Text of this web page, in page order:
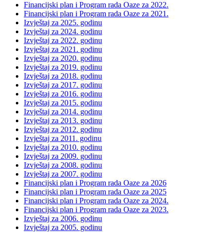
Financijski plan i Program rada Oaze za 2022.
Financijski plan i Program rada Oaze za 2021.
Izvještaj za 2025. godinu
Izvještaj za 2024. godinu
Izvještaj za 2022. godinu
Izvještaj za 2021. godinu
Izvještaj za 2020. godinu
Izvještaj za 2019. godinu
Izvještaj za 2018. godinu
Izvještaj za 2017. godinu
Izvještaj za 2016. godinu
Izvještaj za 2015. godinu
Izvještaj za 2014. godinu
Izvještaj za 2013. godinu
Izvještaj za 2012. godinu
Izvještaj za 2011. godinu
Izvještaj za 2010. godinu
Izvještaj za 2009. godinu
Izvještaj za 2008. godinu
Izvještaj za 2007. godinu
Financijski plan i Program rada Oaze za 2026
Financijski plan i Program rada Oaze za 2025
Financijski plan i Program rada Oaze za 2024.
Financijski plan i Program rada Oaze za 2023.
Izvještaj za 2006. godinu
Izvještaj za 2005. godinu